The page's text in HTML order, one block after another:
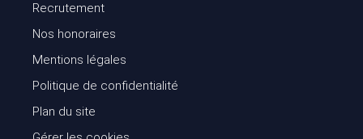
Recrutement
Nos honoraires
Mentions légales
Politique de confidentialité
Plan du site